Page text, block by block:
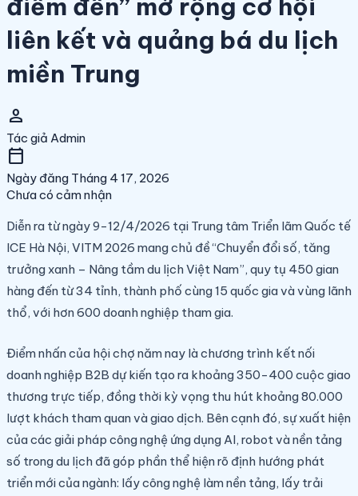
điểm đến” mở rộng cơ hội
liên kết và quảng bá du lịch
miền Trung
person
Tác giả Admin
calendar_today
Ngày đăng Tháng 4 17, 2026
Chưa có cảm nhận
Diễn ra từ ngày 9-12/4/2026 tại Trung tâm Triển lãm Quốc tế
ICE Hà Nội, VITM 2026 mang chủ đề “Chuyển đổi số, tăng
trưởng xanh – Nâng tầm du lịch Việt Nam”, quy tụ 450 gian
hàng đến từ 34 tỉnh, thành phố cùng 15 quốc gia và vùng lãnh
thổ, với hơn 600 doanh nghiệp tham gia.
Điểm nhấn của hội chợ năm nay là chương trình kết nối
doanh nghiệp B2B dự kiến tạo ra khoảng 350-400 cuộc giao
thương trực tiếp, đồng thời kỳ vọng thu hút khoảng 80.000
lượt khách tham quan và giao dịch. Bên cạnh đó, sự xuất hiện
của các giải pháp công nghệ ứng dụng AI, robot và nền tảng
số trong du lịch đã góp phần thể hiện rõ định hướng phát
triển mới của ngành: lấy công nghệ làm nền tảng, lấy trải